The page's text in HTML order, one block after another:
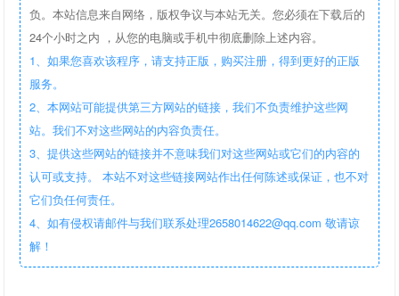
负。本站信息来自网络，版权争议与本站无关。您必须在下载后的
24个小时之内 ，从您的电脑或手机中彻底删除上述内容。
1、如果您喜欢该程序，请支持正版，购买注册，得到更好的正版
服务。
2、本网站可能提供第三方网站的链接，我们不负责维护这些网
站。我们不对这些网站的内容负责任。
3、提供这些网站的链接并不意味我们对这些网站或它们的内容的
认可或支持。 本站不对这些链接网站作出任何陈述或保证，也不对
它们负任何责任。
4、如有侵权请邮件与我们联系处理2658014622@qq.com 敬请谅
解！